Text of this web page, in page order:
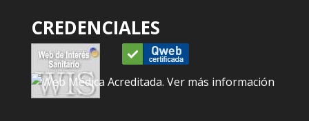
CREDENCIALES